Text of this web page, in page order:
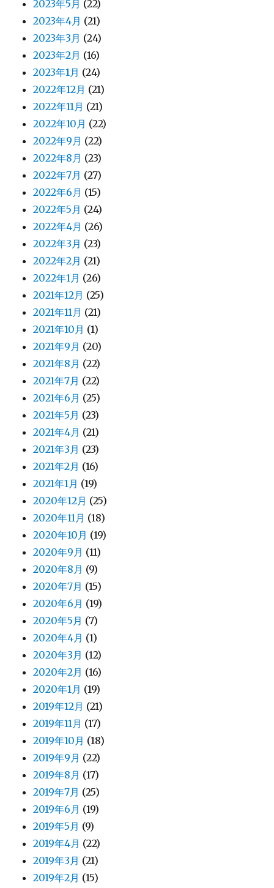
2023年5月 (22)
2023年4月 (21)
2023年3月 (24)
2023年2月 (16)
2023年1月 (24)
2022年12月 (21)
2022年11月 (21)
2022年10月 (22)
2022年9月 (22)
2022年8月 (23)
2022年7月 (27)
2022年6月 (15)
2022年5月 (24)
2022年4月 (26)
2022年3月 (23)
2022年2月 (21)
2022年1月 (26)
2021年12月 (25)
2021年11月 (21)
2021年10月 (1)
2021年9月 (20)
2021年8月 (22)
2021年7月 (22)
2021年6月 (25)
2021年5月 (23)
2021年4月 (21)
2021年3月 (23)
2021年2月 (16)
2021年1月 (19)
2020年12月 (25)
2020年11月 (18)
2020年10月 (19)
2020年9月 (11)
2020年8月 (9)
2020年7月 (15)
2020年6月 (19)
2020年5月 (7)
2020年4月 (1)
2020年3月 (12)
2020年2月 (16)
2020年1月 (19)
2019年12月 (21)
2019年11月 (17)
2019年10月 (18)
2019年9月 (22)
2019年8月 (17)
2019年7月 (25)
2019年6月 (19)
2019年5月 (9)
2019年4月 (22)
2019年3月 (21)
2019年2月 (15)